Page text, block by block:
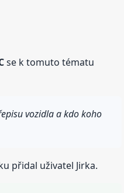
se k tomuto tématu
vozidla a kdo koho
přidal uživatel Jirka.